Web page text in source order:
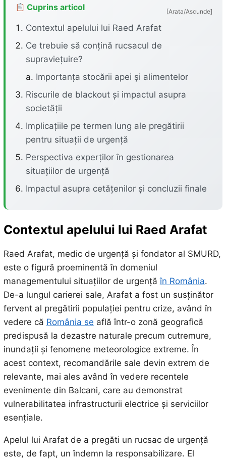
Cuprins articol [Arata/Ascunde]
Contextul apelului lui Raed Arafat
Ce trebuie să conțină rucsacul de
supraviețuire?
Importanța stocării apei și alimentelor
Riscurile de blackout și impactul asupra
societății
Implicațiile pe termen lung ale pregătirii
pentru situații de urgență
Perspectiva experților în gestionarea
situațiilor de urgență
Impactul asupra cetățenilor și concluzii finale
Contextul apelului lui Raed Arafat
Raed Arafat, medic de urgență și fondator al SMURD,
este o figură proeminentă în domeniul
managementului situațiilor de urgențăîn România.
De-a lungul carierei sale, Arafat a fost un susținător
fervent al pregătirii populației pentru crize, având în
vedere că România se află într-o zonă geografică
predispusă la dezastre naturale precum cutremure,
inundații și fenomene meteorologice extreme. În
acest context, recomandările sale devin extrem de
relevante, mai ales având în vedere recentele
evenimente din Balcani, care au demonstrat
vulnerabilitatea infrastructurii electrice și serviciilor
esențiale.
Apelul lui Arafat de a pregăti un rucsac de urgență
este, de fapt, un îndemn la responsabilizare. El